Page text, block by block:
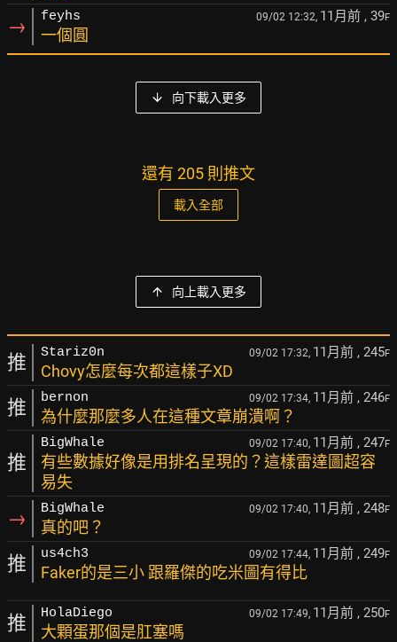
→ feyhs 09/02 12:32, 11月前 , 39F
一個圓
向下載入更多
還有 205 則推文
載入全部
向上載入更多
推 Stariz0n 09/02 17:32, 11月前 , 245F
Chovy怎麼每次都這樣子XD
推 bernon 09/02 17:34, 11月前 , 246F
為什麼那麼多人在這種文章崩潰啊？
推
BigWhale 09/02 17:40, 11月前 , 247F
有些數據好像是用排名呈現的？這樣雷達圖超容
易失
→ BigWhale 09/02 17:40, 11月前 , 248F
真的吧？
推 us4ch3 09/02 17:44, 11月前 , 249F
Faker的是三小 跟羅傑的吃米圖有得比
推 HolaDiego 09/02 17:49, 11月前 , 250F
大顆蛋那個是肛塞嗎